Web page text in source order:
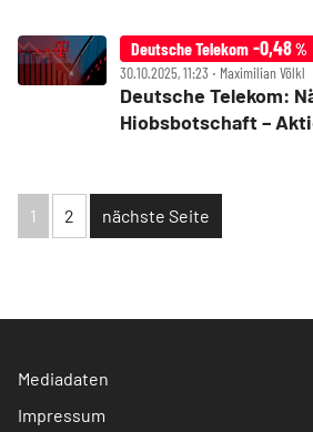
Deutsche Telekom -0,48%
30.10.2025, 11:23 ‧ Maximilian Völkl
Deutsche Telekom:
Hiobsbotschaft –
1 2 nächste Seite
Mediadaten
Impressum